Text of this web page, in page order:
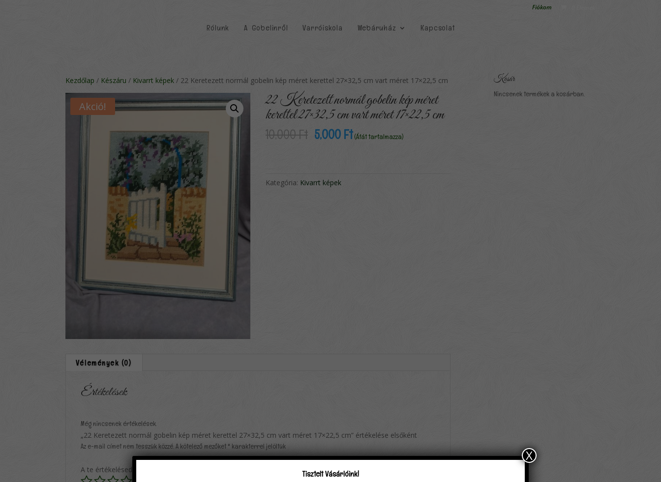
Fiókom
Rólunk A Gobelinről Varróiskola Webáruház Kapcsolat
Kezdőlap / Készáru / Kivarrt képek/ 22 Keretezett normál gobelin kép méret kerettel 27×32,5 cm vart méret 17×22,5 cm
Akció! 22 Keretezett normál gobelin kép méret
kerettel 27×32,5 cm vart méret 17×22,5 cm
10,000Ft Original
5,000 FtCurrent
price
(Áfát tartalmazza)
Kategória: Kivarrt képek
Vélemények (0)
Értékelések
Még nincsenek értékelések.
„22 Keretezett normál gobelin kép méret kerettel 27×32,5 cm vart méret 17×22,5 cm” értékelése elsőként
Az e-mail címet nem tesszük közzé.A kötelező mezőket * karakterrel jelöltük
A te értékelésed
Kosár
Nincsenek termékek a kosárban.
Tisztelt Vásárlóink!
X